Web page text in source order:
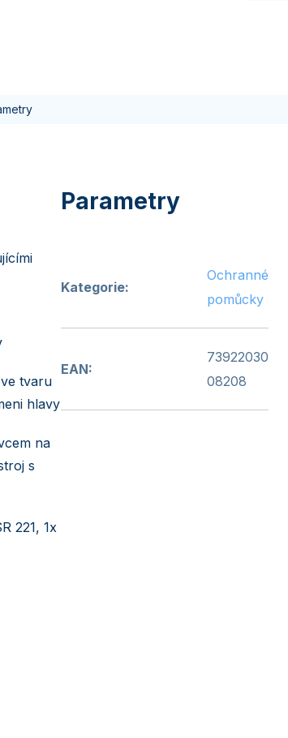
tvaru
hlavy
na
s
221, 1x
Kategorie:
Ochranné
pomůcky
EAN:
73922030
08208